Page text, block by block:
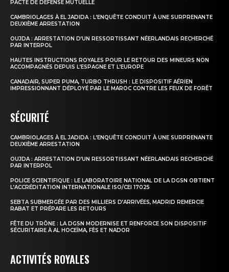
l'intelligence de
PACTE DE DÉFENSE MUTUELLE
CAMBRIOLAGES À EL JADIDA : L’ENQUÊTE CONDUIT À UNE SURPRENANTE
DEUXIÈME ARRESTATION
OUJDA : ARRESTATION D’UN RESSORTISSANT NÉERLANDAIS RECHERCHÉ
PAR INTERPOL
HAUTES INSTRUCTIONS ROYALES POUR LE RETOUR DES MINEURS NON
ACCOMPAGNÉS DEPUIS L’ESPAGNE ET L’EUROPE
CANADAIR, SUPER PUMA, TURBO THRUSH : LE DISPOSITIF AÉRIEN
IMPRESSIONNANT DÉPLOYÉ PAR LE MAROC CONTRE LES FEUX DE FORÊT
SÉCURITÉ
CAMBRIOLAGES À EL JADIDA : L’ENQUÊTE CONDUIT À UNE SURPRENANTE
DEUXIÈME ARRESTATION
OUJDA : ARRESTATION D’UN RESSORTISSANT NÉERLANDAIS RECHERCHÉ
PAR INTERPOL
POLICE SCIENTIFIQUE : LE LABORATOIRE NATIONAL DE LA DGSN OBTIENT
L’ACCRÉDITATION INTERNATIONALE ISO/CEI 17025
SEBTA SUBMERGÉE PAR DES MILLIERS D’ARRIVÉES, MADRID REMERCIE
RABAT ET PRÉPARE LES RETOURS
FÊTE DU TRÔNE : LA DGSN MODERNISE ET RENFORCE SON DISPOSITIF
SÉCURITAIRE À AL HOCEÏMA, FÈS ET NADOR
ACTIVITÉS ROYALES